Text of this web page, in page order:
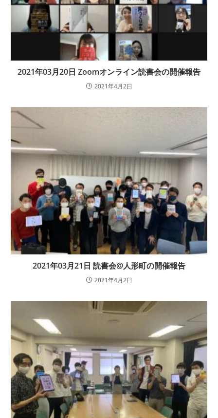
2021年03月20日 Zoomオンライン読書会の開催報告
2021年4月2日
2021年03月21日 読書会@人形町の開催報告
2021年4月2日